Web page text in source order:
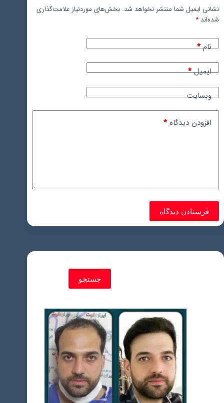
نشانی ایمیل شما منتشر نخواهد شد. بخش‌های موردنیاز علامت‌گذاری
شده‌اند *
نام*
ایمیل*
وبسایت
افزودن دیدگاه*
فرستادن دیدگاه
جستجو